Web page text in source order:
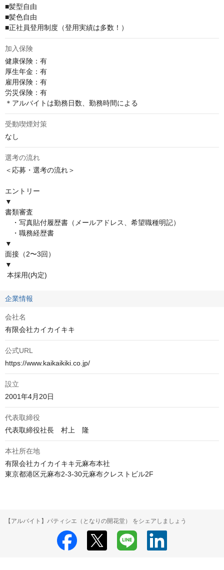
■髪型自由
■髪色自由
■正社員登用制度（登用実績は多数！）
加入保険
健康保険：有
厚⽣年⾦：有
雇⽤保険：有
労災保険：有
＊アルバイトは勤務日数、勤務時間による
受動喫煙対策
なし
選考の流れ
＜応募・選考の流れ＞
エントリー
▼
書類審査
・写真貼付履歴書（メールアドレス、希望職種明記）
・職務経歴書
▼
面接（2〜3回）
▼
本採用(内定)
企業情報
会社名
有限会社カイカイキキ
公式URL
https://www.kaikaikiki.co.jp/
設立
2001年4月20日
代表取締役
代表取締役社長　村上　隆
本社所在地
有限会社カイカイキキ元麻布本社
東京都港区元麻布2-3-30元麻布クレストビル2F
【アルバイト】パティシエ（となりの開花堂） をシェアしましょう